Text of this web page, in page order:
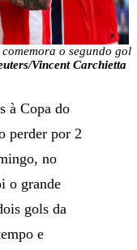
o segundo gol
Vincent Carchietta
à Copa do
perder por 2
no
o grande
gols da
e